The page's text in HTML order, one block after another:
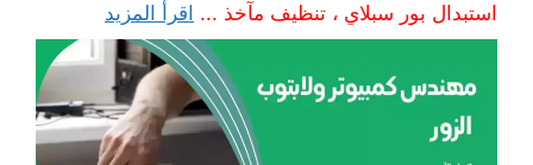
استبدال بور سبلاي ، تنظيف مآخذ ... اقرأ المزيد